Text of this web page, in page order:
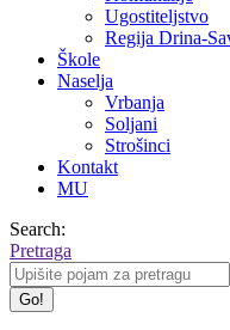
Ugostiteljstvo
Regija Drina-
Škole
Naselja
Vrbanja
Soljani
Strošinci
Kontakt
MU
Search:
Pretraga